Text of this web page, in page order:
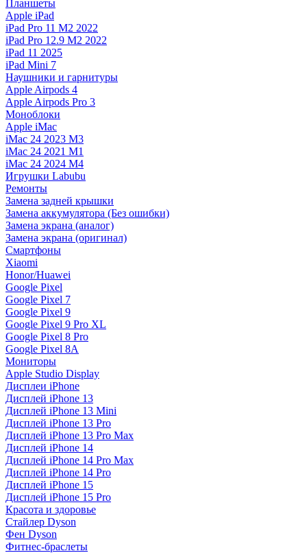
Планшеты
Apple iPad
iPad Pro 11 M2 2022
iPad Pro 12.9 M2 2022
iPad 11 2025
iPad Mini 7
Наушники и гарнитуры
Apple Airpods 4
Apple Airpods Pro 3
Моноблоки
Apple iMac
iMac 24 2023 M3
iMac 24 2021 M1
iMac 24 2024 M4
Игрушки Labubu
Ремонты
Замена задней крышки
Замена аккумулятора (Без ошибки)
Замена экрана (аналог)
Замена экрана (оригинал)
Смартфоны
Xiaomi
Honor/Huawei
Google Pixel
Google Pixel 7
Google Pixel 9
Google Pixel 9 Pro XL
Google Pixel 8 Pro
Google Pixel 8A
Мониторы
Apple Studio Display
Дисплеи iPhone
Дисплей iPhone 13
Дисплей iPhone 13 Mini
Дисплей iPhone 13 Pro
Дисплей iPhone 13 Pro Max
Дисплей iPhone 14
Дисплей iPhone 14 Pro Max
Дисплей iPhone 14 Pro
Дисплей iPhone 15
Дисплей iPhone 15 Pro
Красота и здоровье
Стайлер Dyson
Фен Dyson
Фитнес-браслеты